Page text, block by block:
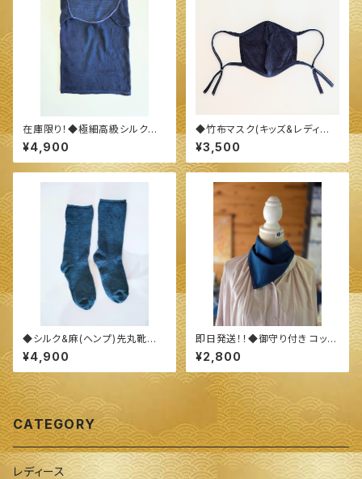
在庫限り！◆極細高級シルク混
の耳当てが付いたマスクになる
ネックウォーマー◆ ～100%オ
ーガニックすくも使用 醗酵建て
¥4,900
◆竹布マスク(キッズ&レディー
スサイズ)◆ ～100%オーガニッ
クすくも使用 醗酵建て伊勢藍染
～
¥3,500
◆シルク&麻(ヘンプ)先丸靴下
◆ ～100%オーガニックすくも
使用 醗酵建て伊勢藍染～
¥4,900
即日発送！！◆御守り付き コット
ンブロード生地 ハンカチーフ&
バンダナ◆ ～100%オーガニッ
クすくも使用 醗酵建て伊勢藍染
¥2,800
CATEGORY
レディース